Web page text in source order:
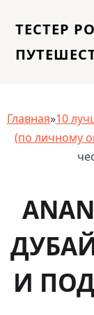
ТЕСТЕР
Главная»10
(по личному
И